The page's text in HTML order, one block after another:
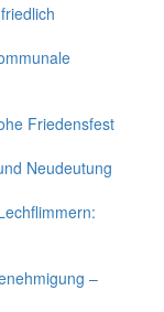
Friedensfest
Neudeutung
–